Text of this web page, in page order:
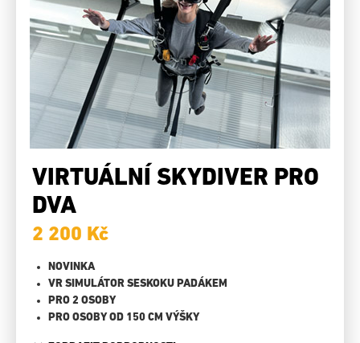
VIRTUÁLNÍ SKYDIVER PRO
DVA
2 200 Kč
NOVINKA
VR SIMULÁTOR SESKOKU PADÁKEM
PRO 2 OSOBY
PRO OSOBY OD 150 CM VÝŠKY